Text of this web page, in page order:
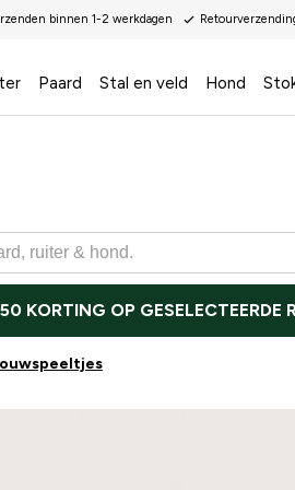
binnen 1-2 werkdagen
Paard Stal en veld Hond
KORTING OP GESELECTEERDE